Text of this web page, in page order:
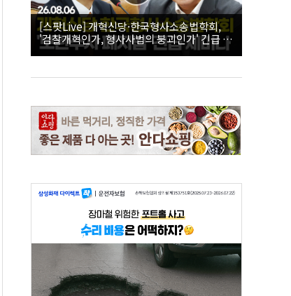
[스팟Live] 개혁신당·한국형사소송법학회,
'검찰개혁인가, 형사사법의 붕괴인가' 긴급 세
미나｜26.08.06